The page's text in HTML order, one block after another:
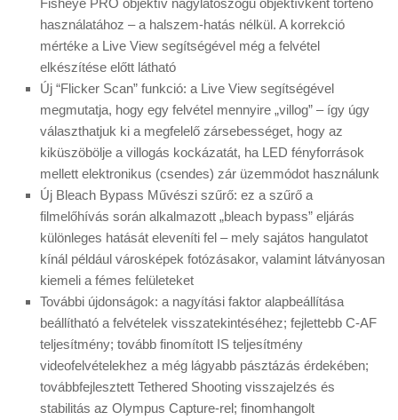
használatához – a halszem-hatás nélkül. A korrekció
mértéke a Live View segítségével még a felvétel
elkészítése előtt látható
Új “Flicker Scan” funkció: a Live View segítségével
megmutatja, hogy egy felvétel mennyire „villog” – így úgy
választhatjuk ki a megfelelő zársebességet, hogy az
kiküszöbölje a villogás kockázatát, ha LED fényforrások
mellett elektronikus (csendes) zár üzemmódot használunk
Új Bleach Bypass Művészi szűrő: ez a szűrő a
filmelőhívás során alkalmazott „bleach bypass” eljárás
különleges hatását eleveníti fel – mely sajátos hangulatot
kínál például városképek fotózásakor, valamint látványosan
kiemeli a fémes felületeket
További újdonságok: a nagyítási faktor alapbeállítása
beállítható a felvételek visszatekintéséhez; fejlettebb C-AF
teljesítmény; tovább finomított IS teljesítmény
videofelvételekhez a még lágyabb pásztázás érdekében;
továbbfejlesztett Tethered Shooting visszajelzés és
stabilitás az Olympus Capture-rel; finomhangolt